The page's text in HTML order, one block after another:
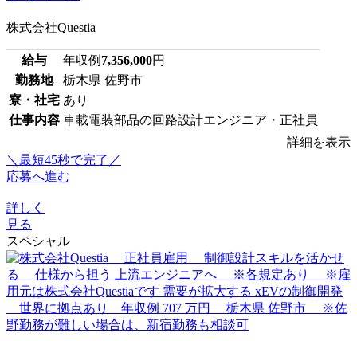
株式会社Questia
給与 年収例 7,356,000円
勤務地
栃木県 佐野市
寮・社宅 あり
仕事内容 車載電装部品の回路設計エンジニア・正社員
詳細を表示
＼最短45秒で完了／
応募へ進む
詳しく
見る
スペシャル